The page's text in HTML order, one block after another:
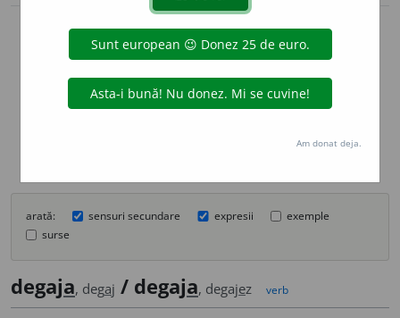
info
Aceste definiții sunt compilate de
echipa dexonline. Definițiile
originale se află pe filadefiniții.
Puteți reordona filele pe pagina de
arată: sensuri secundare expresii
exemple
surse
degaja, degaj / degaja, degajez verb
Am donat deja.